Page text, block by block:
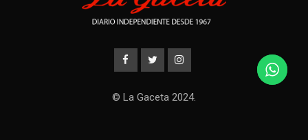
© La Gaceta 2024.